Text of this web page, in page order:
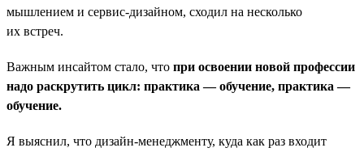
мышлением и сервис-дизайном, сходил на несколько
их встреч.
Важным инсайтом стало, что при освоении новой профессии
надо раскрутить цикл: практика — обучение, практика —
обучение.
Я выяснил, что дизайн-менеджменту, куда как раз входит